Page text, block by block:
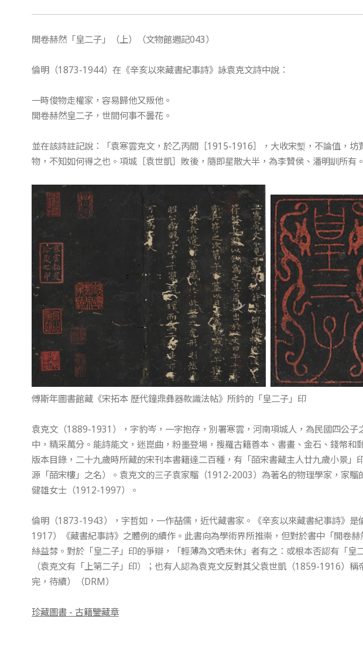
開卷赫然「皇二子」（上）（文物館週記043）
倫明（1873-1944）在《辛亥以來藏書紀事詩》詠袁克文詩中說：
一時俊物走權家，容易歸他又叛他。
開卷赫然皇二子，世間何事不曇花。
並在該詩註記說：「袁寒雲克文，於乙丙間［1915-1916］，大收宋槧，不論值，坊
物，不知如何得之也。項城［袁世凱］敗後，隨即星散大半，為李贊侯、潘明訓所有
傅斯年圖書館藏《宋拓本 歷代鐘鼎彝器款識法帖》所鈐的「皇二子」印
袁克文（1889-1931），字豹岑，一字抱存，別署寒雲，河南項城人，為民國四公子
中，精采萬分。能詩能文，迷崑曲，粉墨登場，搜羅古籍善本、書畫、金石、錢幣
版本目錄，二十九歲時所藏的宋刊本書籍達二百種，有「皕宋書藏主人廿九歲小景」
源「皕宋樓」之名）。袁克文的三子袁家騮（1912-2003）為著名的物理學家，家騮
健雄女士（1912-1997）。
倫明（1873-1943），字哲如，一作喆儒，近代藏書家。《辛亥以來藏書紀事詩》
1917）《藏書紀事詩》之體例的續作。此書向為學術界所推崇，但對於書中「開卷
絲益棼。對於「皇二子」印的爭辯，「輕薄為文哂未休」者有之：或根本否認有「皇
（袁克文有「上第二子」印）；也有人認為袁克文反對其父袁世凱（1859-1916）
完，待續）（DRM）
珍藏圖書 - 古籍鑒藏章